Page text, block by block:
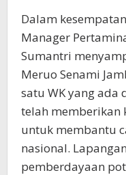
Dalam
Manager
Sumantri
Meruo Senami
satu WK yang ada
telah memberikan
untuk membantu
nasional.
pemberdayaan